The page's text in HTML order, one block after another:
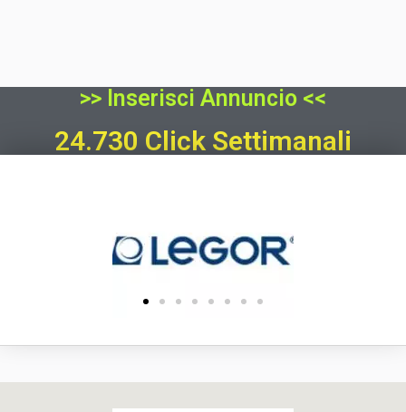
>> Inserisci Annuncio <<
24.730 Click Settimanali